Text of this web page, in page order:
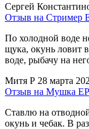
Сергей
Отзыв на Стример
По холодной воде
щука, окунь ловит
воде, рыбачу на
Митя Р 28 марта
Отзыв на Мушка
Ставлю на
окунь и чебак. В